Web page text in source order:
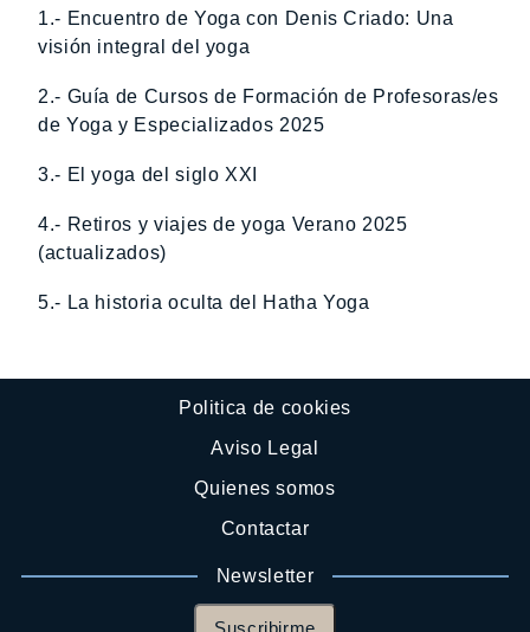
1.- Encuentro de Yoga con Denis Criado: Una
visión integral del yoga
2.- Guía de Cursos de Formación de Profesoras/es
de Yoga y Especializados 2025
3.- El yoga del siglo XXI
4.- Retiros y viajes de yoga Verano 2025
(actualizados)
5.- La historia oculta del Hatha Yoga
Politica de cookies
Aviso Legal
Quienes somos
Contactar
Newsletter